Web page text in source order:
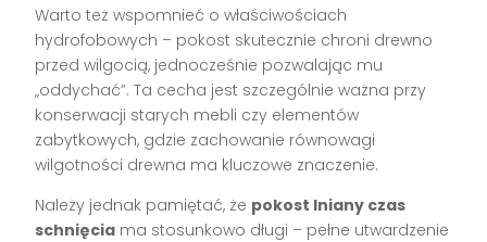
Warto też wspomnieć o właściwościach
hydrofobowych – pokost skutecznie chroni drewno
przed wilgocią, jednocześnie pozwalając mu
„oddychać”. Ta cecha jest szczególnie ważna przy
konserwacji starych mebli czy elementów
zabytkowych, gdzie zachowanie równowagi
wilgotności drewna ma kluczowe znaczenie.
Należy jednak pamiętać, że pokost lniany czas
schnięcia ma stosunkowo długi – pełne utwardzenie